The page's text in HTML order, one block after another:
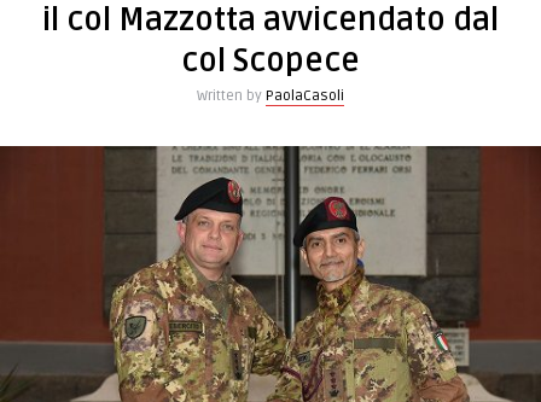
il col Mazzotta avvicendato dal
col Scopece
Written by PaolaCasoli